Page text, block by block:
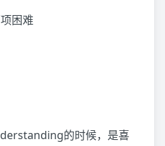
困难
的时候，是喜